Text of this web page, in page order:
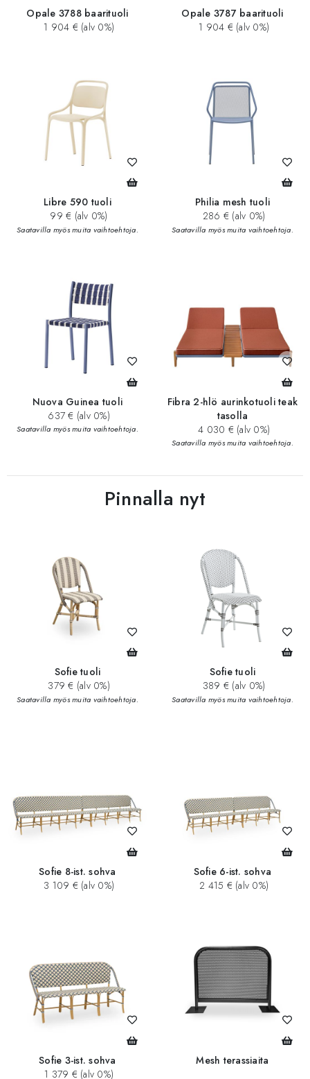
Opale 3788 baarituoli
1 904 € (alv 0%)
Opale 3787 baarituoli
1 904 € (alv 0%)
Libre 590 tuoli
99 € (alv 0%)
Saatavilla myös muita vaihtoehtoja.
Philia mesh tuoli
286 € (alv 0%)
Saatavilla myös muita vaihtoehtoja.
Nuova Guinea tuoli
637 € (alv 0%)
Saatavilla myös muita vaihtoehtoja.
Fibra 2-hlö aurinkotuoli teak
tasolla
4 030 € (alv 0%)
Saatavilla myös muita vaihtoehtoja.
Pinnalla nyt
Sofie tuoli
379 € (alv 0%)
Saatavilla myös muita vaihtoehtoja.
Sofie tuoli
389 € (alv 0%)
Saatavilla myös muita vaihtoehtoja.
Sofie 8-ist. sohva
3 109 € (alv 0%)
Sofie 6-ist. sohva
2 415 € (alv 0%)
Sofie 3-ist. sohva
1 379 € (alv 0%)
Mesh terassiaita